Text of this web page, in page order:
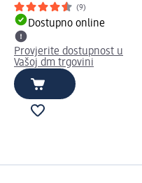
(9)
Dostupno online
Provjerite dostupnost u
Vašoj dm trgovini